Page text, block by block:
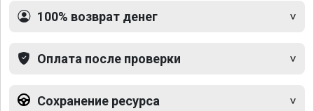
100% возврат денег
Оплата после проверки
Сохранение ресурса